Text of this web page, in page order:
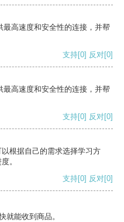
高速度和安全性的连接，并帮
支持[0] 反对[0]
高速度和安全性的连接，并帮
支持[0] 反对[0]
根据自己的需求选择学习方
。
支持[0] 反对[0]
就能收到商品。